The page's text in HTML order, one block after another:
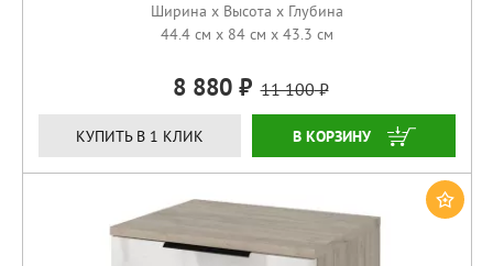
Ширина x Высота x Глубина
44.4 см x 84 см x 43.3 см
8 880 11 100
КУПИТЬ В 1 КЛИК КУПИТЬ